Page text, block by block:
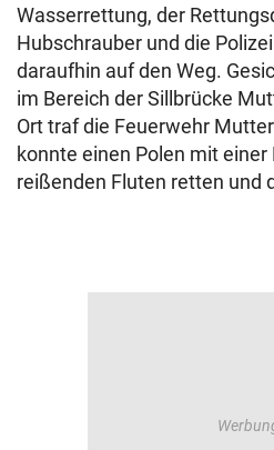
Wasserrettung, der
Hubschrauber und die
daraufhin auf den Weg.
im Bereich der Sillbrücke
Ort traf die Feuerwehr
konnte einen Polen mit einer
reißenden Fluten retten und